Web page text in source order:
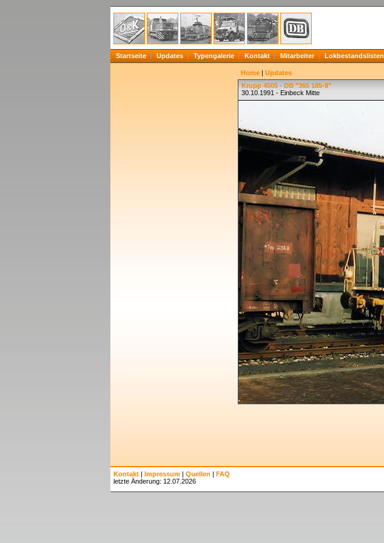
Startseite Updates Typengalerie Kontakt Mitarbeiter Lokbestandslisten
Home | Updates
Krupp 4505 - DB "365 185-8"
30.10.1991 - Einbeck Mitte
Kontakt | Impressum | Quellen | FAQ
letzte Änderung: 12.07.2026